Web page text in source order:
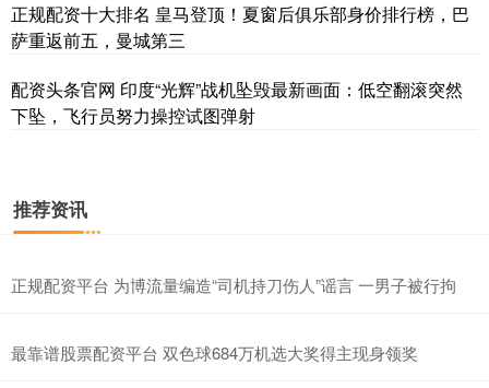
正规配资十大排名 皇马登顶！夏窗后俱乐部身价排行榜，巴
萨重返前五，曼城第三
配资头条官网 印度“光辉”战机坠毁最新画面：低空翻滚突然
下坠，飞行员努力操控试图弹射
推荐资讯
正规配资平台 为博流量编造“司机持刀伤人”谣言 一男子被行拘
最靠谱股票配资平台 双色球684万机选大奖得主现身领奖